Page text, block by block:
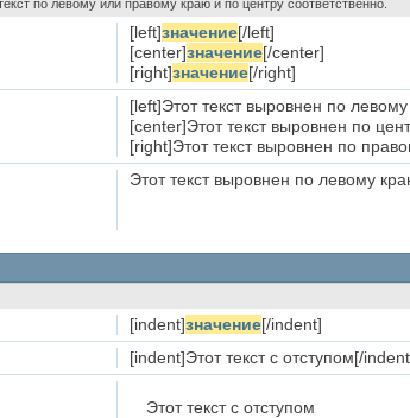
по левому или правому краю и по центру соответственно.
[left]значение[/left]
[center]значение[/center]
[right]значение[/right]
[left]Этот текст выровнен по
[center]Этот текст выровнен по
[right]Этот текст выровнен по
Этот текст выровнен по левому
[indent]значение[/indent]
[indent]Этот текст с отступом[/
Этот текст с отступом